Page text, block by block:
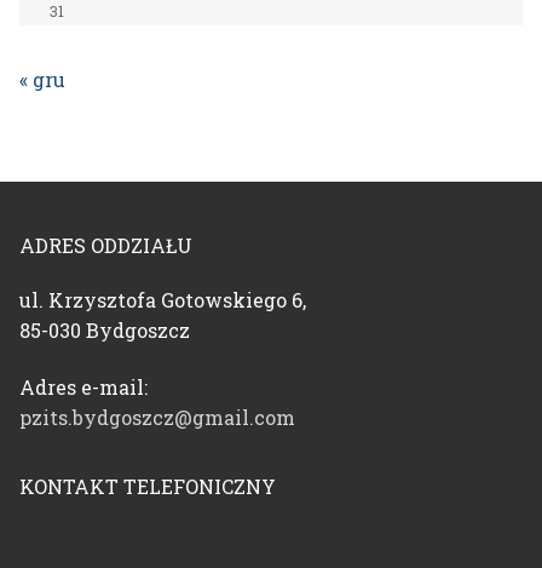
31
« gru
ADRES ODDZIAŁU
ul. Krzysztofa Gotowskiego 6,
85-030 Bydgoszcz
Adres e-mail:
pzits.bydgoszcz@gmail.com
KONTAKT TELEFONICZNY